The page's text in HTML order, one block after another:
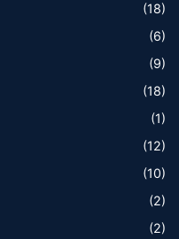
(18)
(6)
(9)
(18)
(1)
(12)
(10)
(2)
(2)